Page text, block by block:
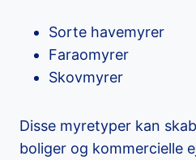
Sorte havemyrer
Faraomyrer
Skovmyrer
Disse myretyper kan
boliger og kommercielle